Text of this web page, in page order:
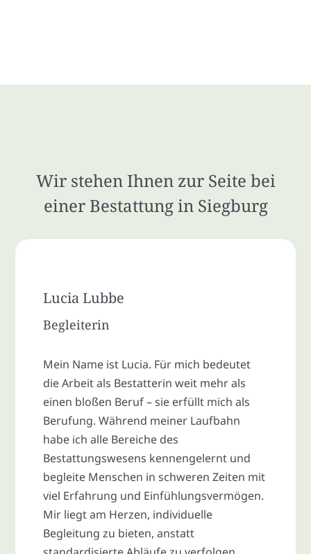
Wir stehen Ihnen zur Seite bei
einer Bestattung in Siegburg
Lucia Lubbe
Begleiterin
Mein Name ist Lucia. Für mich bedeutet
die Arbeit als Bestatterin weit mehr als
einen bloßen Beruf – sie erfüllt mich als
Berufung. Während meiner Laufbahn
habe ich alle Bereiche des
Bestattungswesens kennengelernt und
begleite Menschen in schweren Zeiten mit
viel Erfahrung und Einfühlungsvermögen.
Mir liegt am Herzen, individuelle
Begleitung zu bieten, anstatt